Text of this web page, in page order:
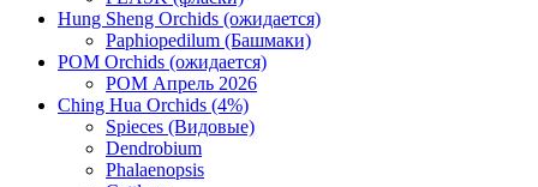
Hung Sheng Orchids (ожидается)
Paphiopedilum (Башмаки)
POM Orchids (ожидается)
POM Апрель 2026
Ching Hua Orchids (4%)
Spieces (Видовые)
Dendrobium
Phalaenopsis